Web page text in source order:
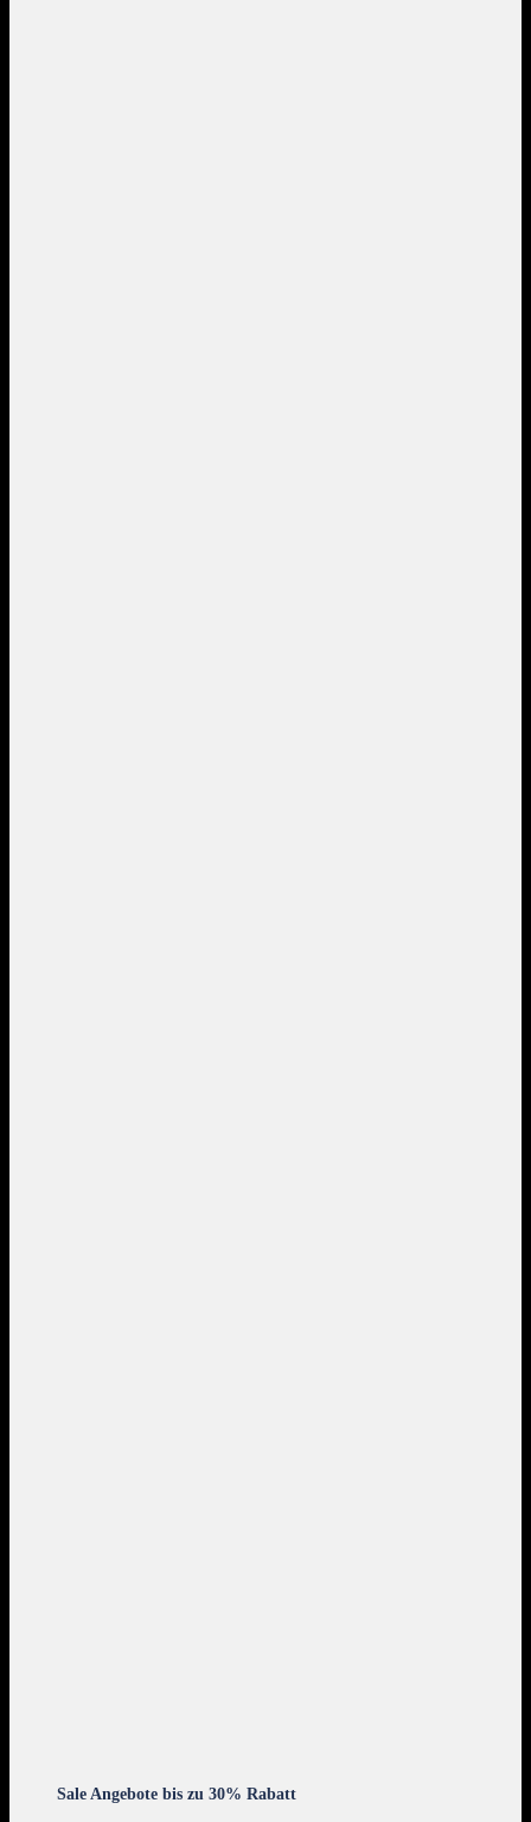
Sale Angebote bis zu 30% Rabatt